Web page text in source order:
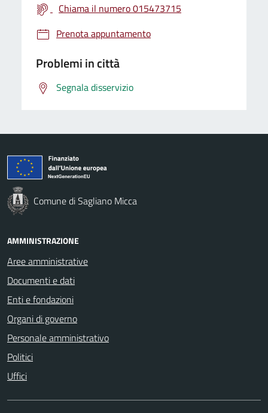
Chiama il numero 015473715
Prenota appuntamento
Problemi in città
Segnala disservizio
Comune di Sagliano Micca
AMMINISTRAZIONE
Aree amministrative
Documenti e dati
Enti e fondazioni
Organi di governo
Personale amministrativo
Politici
Uffici